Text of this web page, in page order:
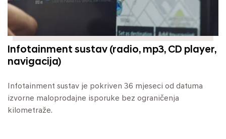
Infotainment sustav (radio, mp3, CD player,
navigacija)
Infotainment sustav je pokriven 36 mjeseci od datuma
izvorne maloprodajne isporuke bez ograničenja
kilometraže.